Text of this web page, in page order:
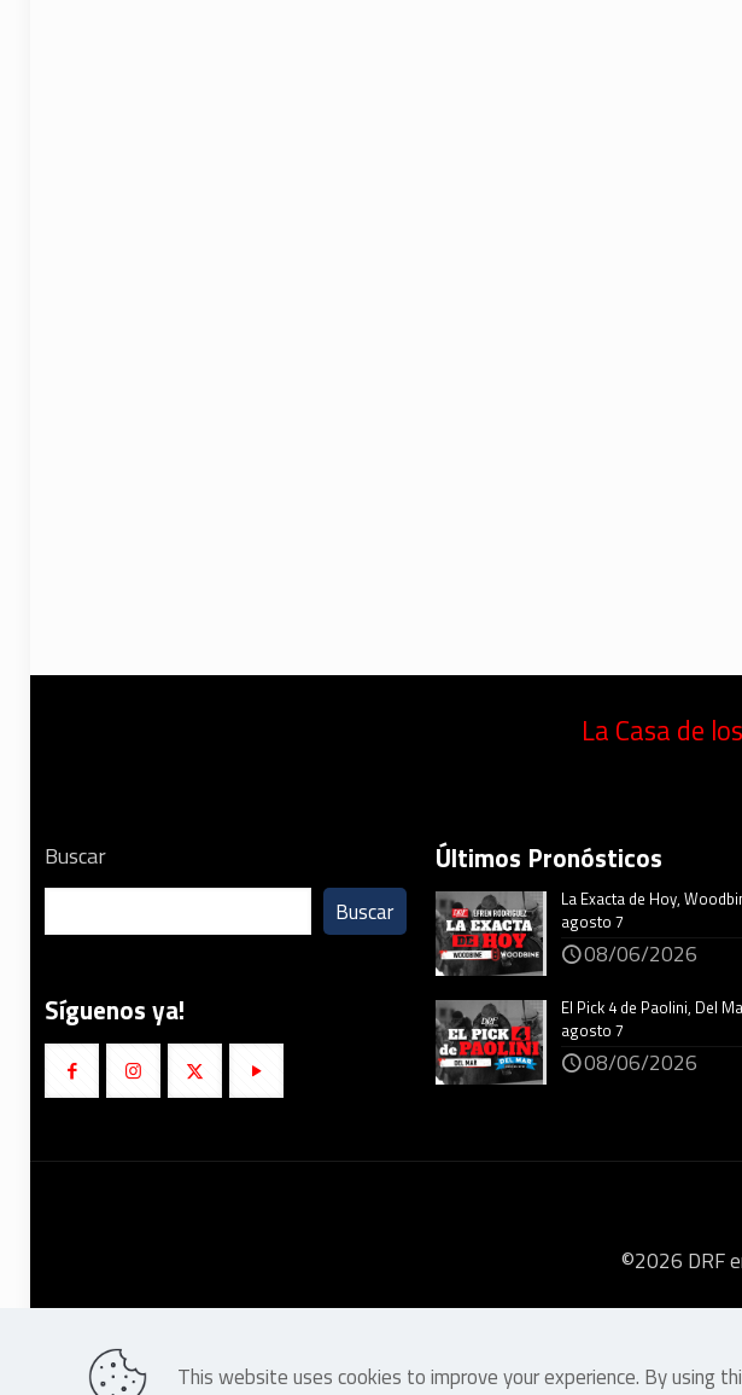
La Casa de
Buscar
Buscar
Síguenos ya!
Últimos Pronósticos
La Exacta de Hoy,
agosto 7
08/06/2026
El Pick 4 de Paolini, Del
agosto 7
08/06/2026
©2026 DRF
This website uses cookies to improve your experience. By using